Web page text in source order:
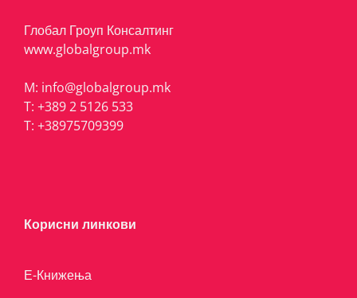
Глобал Гроуп Консалтинг
www.globalgroup.mk
M: info@globalgroup.mk
T: +389 2 5126 533
T: +38975709399
Корисни линкови
Е-Книжења